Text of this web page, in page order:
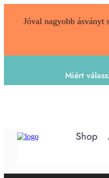
Jóval nagyobb ásványt
Miért
Shop